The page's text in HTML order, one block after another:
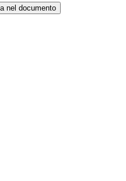
nel documento